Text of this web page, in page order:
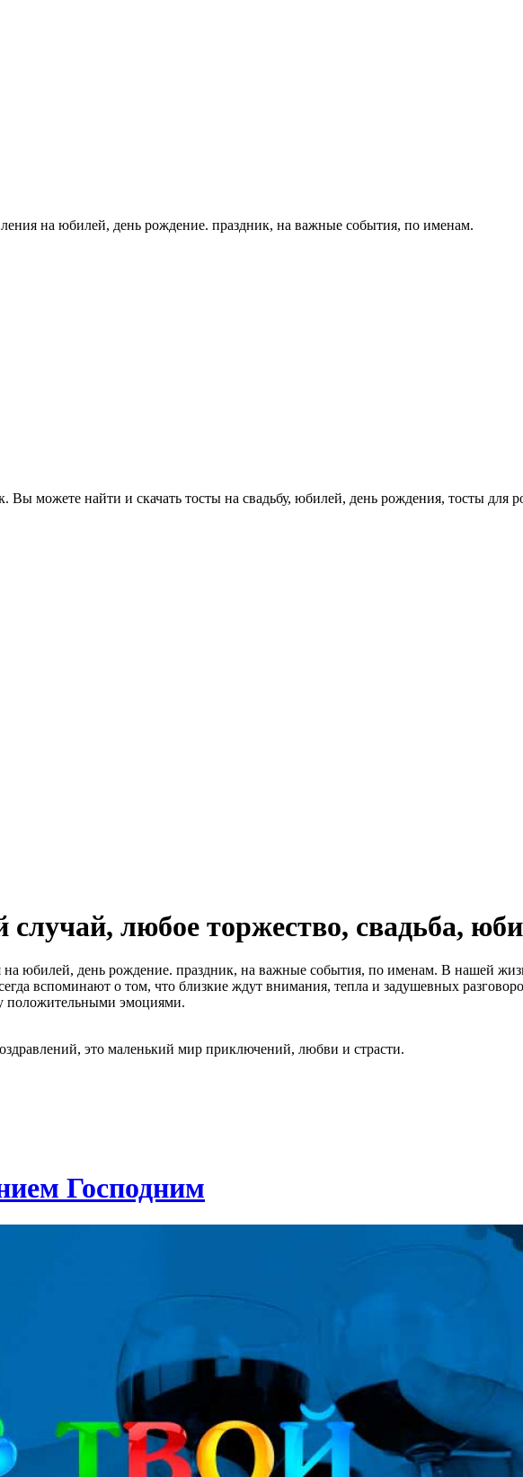
на юбилей, день рождение. праздник, на важные события, по именам.
Вы можете найти и скачать тосты на свадьбу, юбилей, день рождения, тосты для
любое торжество, свадьба,
юбилей, день рождение. праздник, на важные события, по именам. В нашей
вспоминают о том, что близкие ждут внимания, тепла и задушевных
положительными эмоциями.
это маленький мир приключений, любви и страсти.
Господним